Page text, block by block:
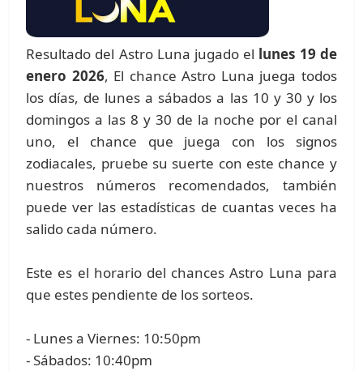
Resultado del Astro Luna jugado el lunes 19 de
enero 2026, El chance Astro Luna juega todos
los días, de lunes a sábados a las 10 y 30 y los
domingos a las 8 y 30 de la noche por el canal
uno, el chance que juega con los signos
zodiacales, pruebe su suerte con este chance y
nuestros números recomendados, también
puede ver las estadísticas de cuantas veces ha
salido cada número.
Este es el horario del chances Astro Luna para
que estes pendiente de los sorteos.
- Lunes a Viernes: 10:50pm
- Sábados: 10:40pm